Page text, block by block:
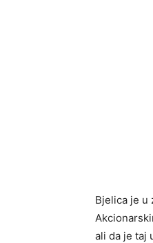
Bjelica je u
ali da je taj